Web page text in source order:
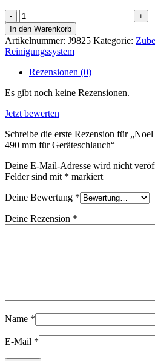
Noel
Mondo
Verlängerungsrohr
490
mm
für
Geräteschlauch
Menge
In den Warenkorb
Artikelnummer: J9825 Kategorie:
Reinigungssystem
Rezensionen (0)
Es gibt noch keine Rezensionen.
Jetzt bewerten
Schreibe die erste Rezension für
490 mm für Geräteschlauch“
Deine E-Mail-Adresse wird nicht
Felder sind mit * markiert
Deine Bewertung *
Deine Rezension *
Name *
E-Mail *